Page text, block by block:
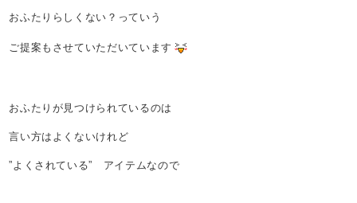
おふたりらしくない？っていう
ご提案もさせていただいています
おふたりが見つけられているのは
言い方はよくないけれど
”よくされている” アイテムなので